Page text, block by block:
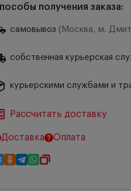
получения заказа:
самовывоз (Москва, м.
собственная курьерская
курьерскими службами и
Рассчитать доставку
Доставка Оплата